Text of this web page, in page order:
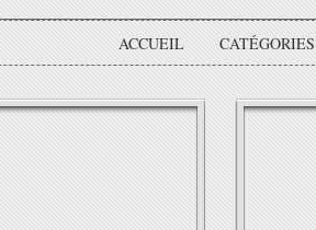
ACCUEIL CATÉGORIES